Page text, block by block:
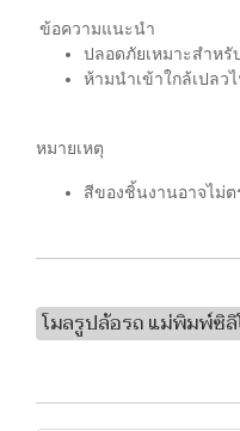
ข้อความแนะนำ
ปลอดภัยเหมาะสำหรั
ห้ามนำเข้าใกล้เปลว
หมายเหตุ
สีของชิ้นงานอาจไม่
โมลรูปล้อรถ แม่พิมพ์ซิ